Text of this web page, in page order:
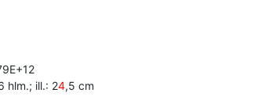
hlm.; ill.: 24,5 cm